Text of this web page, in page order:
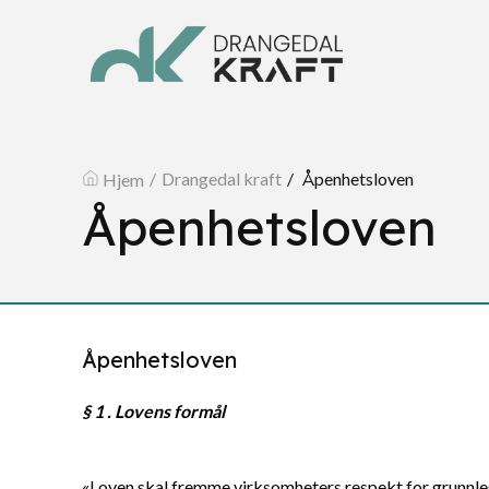
Hjem Drangedal kraft Åpenhetsloven
Åpenhetsloven
Åpenhetsloven
§ 1 . Lovens formål